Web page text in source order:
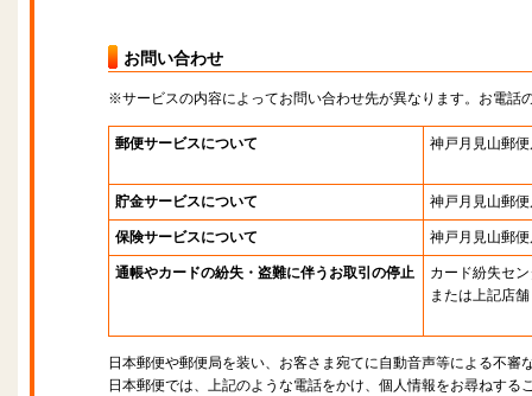
お問い合わせ
※サービスの内容によってお問い合わせ先が異なります。お電話
郵便サービスについて 神戸月見山郵
貯金サービスについて 神戸月見山郵
保険サービスについて 神戸月見山郵
通帳やカードの紛失・盗難に伴うお取引の停止
カード紛失セ
または上記店舗
日本郵便や郵便局を装い、お客さま宛てに自動音声等による不審
日本郵便では、上記のような電話をかけ、個人情報をお尋ねする